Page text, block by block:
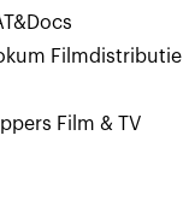
Filmdistributie
Film & TV